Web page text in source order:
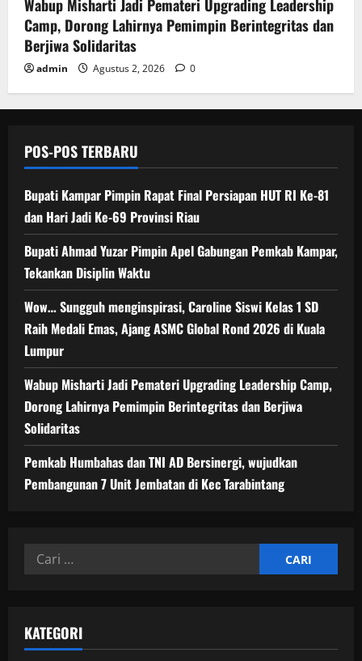
Wabup Misharti Jadi Pemateri Upgrading Leadership
Camp, Dorong Lahirnya Pemimpin Berintegritas dan
Berjiwa Solidaritas
admin Agustus 2, 2026 0
POS-POS TERBARU
Bupati Kampar Pimpin Rapat Final Persiapan HUT RI Ke-81
dan Hari Jadi Ke-69 Provinsi Riau
Bupati Ahmad Yuzar Pimpin Apel Gabungan Pemkab Kampar,
Tekankan Disiplin Waktu
Wow… Sungguh menginspirasi, Caroline Siswi Kelas 1 SD
Raih Medali Emas, Ajang ASMC Global Rond 2026 di Kuala
Lumpur
Wabup Misharti Jadi Pemateri Upgrading Leadership Camp,
Dorong Lahirnya Pemimpin Berintegritas dan Berjiwa
Solidaritas
Pemkab Humbahas dan TNI AD Bersinergi, wujudkan
Pembangunan 7 Unit Jembatan di Kec Tarabintang
Cari
KATEGORI